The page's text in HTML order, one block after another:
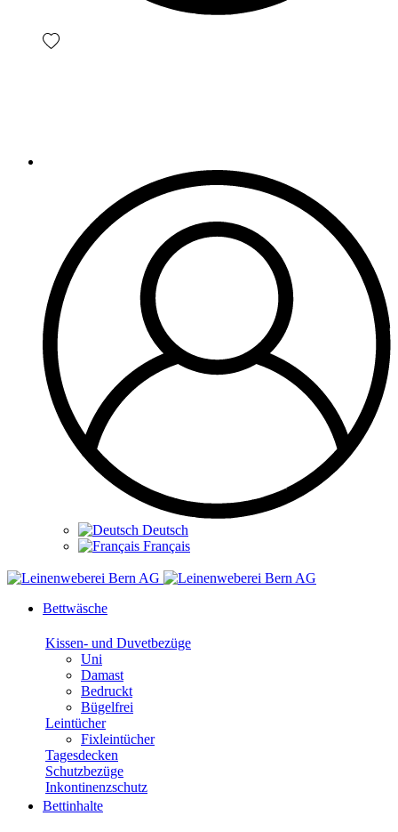
Deutsch
Français
Bettwäsche
Kissen- und Duvetbezüge
Uni
Damast
Bedruckt
Bügelfrei
Leintücher
Fixleintücher
Tagesdecken
Schutzbezüge
Inkontinenzschutz
Bettinhalte